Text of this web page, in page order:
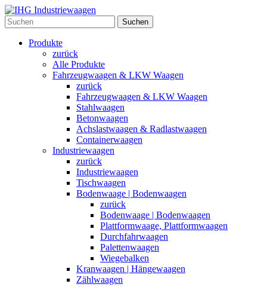
Suchen
Produkte
zurück
Alle Produkte
Fahrzeugwaagen & LKW Waagen
zurück
Fahrzeugwaagen & LKW Waagen
Stahlwaagen
Betonwaagen
Achslastwaagen & Radlastwaagen
Containerwaagen
Industriewaagen
zurück
Industriewaagen
Tischwaagen
Bodenwaage | Bodenwaagen
zurück
Bodenwaage | Bodenwaagen
Plattformwaage, Plattformwaagen
Durchfahrwaagen
Palettenwaagen
Wiegebalken
Kranwaagen | Hängewaagen
Zählwaagen